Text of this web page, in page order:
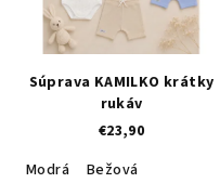
Súprava KAMILKO krátky
rukáv
€23,90
Modrá
Bežová